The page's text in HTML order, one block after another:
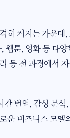
히 커지는 가운데
툰, 영화 등 다
등 전 과정에서
번역, 감성 분석
운 비즈니스 모델